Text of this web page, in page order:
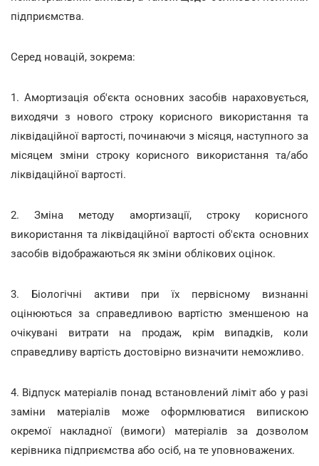
підприємства.
Серед новацій, зокрема:
1. Амортизація об'єкта основних засобів нараховується,
виходячи з нового строку корисного використання та
ліквідаційної вартості, починаючи з місяця, наступного за
місяцем зміни строку корисного використання та/або
ліквідаційної вартості.
2. Зміна методу амортизації, строку корисного
використання та ліквідаційної вартості об'єкта основних
засобів відображаються як зміни облікових оцінок.
3. Біологічні активи при їх первісному визнанні
оцінюються за справедливою вартістю зменшеною на
очікувані витрати на продаж, крім випадків, коли
справедливу вартість достовірно визначити неможливо.
4. Відпуск матеріалів понад встановлений ліміт або у разі
заміни матеріалів може оформлюватися випискою
окремої накладної (вимоги) матеріалів за дозволом
керівника підприємства або осіб, на те уповноважених.